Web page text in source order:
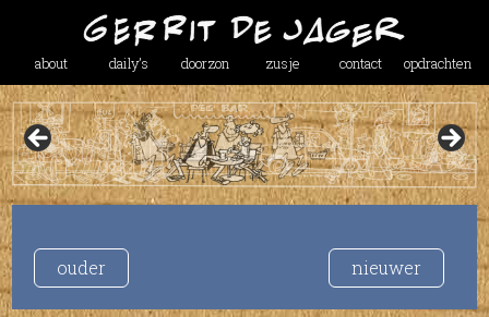
about daily’s doorzon zusje contact opdrachten
ouder nieuwer